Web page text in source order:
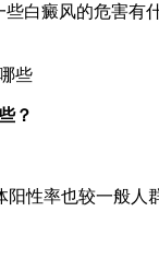
白癜风的危害
？
率也较一般人